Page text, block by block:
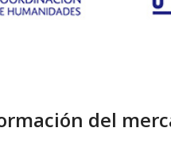
del